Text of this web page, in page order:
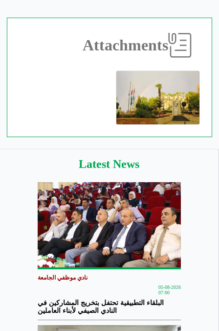
Attachments
Latest News
نادي موظفي الجامعة
05-08-2026
07:00
البلقاء التطبيقية تحتفل بتخريج المشاركين في
النادي الصيفي لأبناء العاملين